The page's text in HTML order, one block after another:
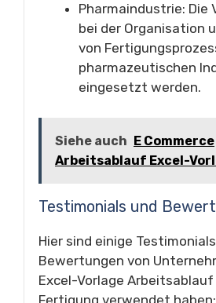
Pharmaindustrie: Die
bei der Organisation
von
pharmazeutischen
eingesetzt werden.
Siehe auch E Commerce
Arbeitsablauf Excel-
Testimonials und
Hier sind einige
Bewertungen von
Excel-Vorlage Arbeitsablauf
Fertigung verwendet haben: